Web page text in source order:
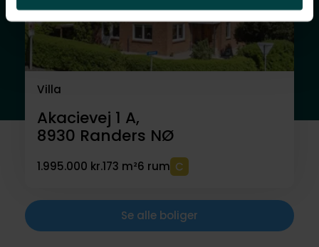
Villa
Akacievej 1 A,
8930 Randers NØ
1.995.000 kr.173 m²6 rum
Se alle boliger